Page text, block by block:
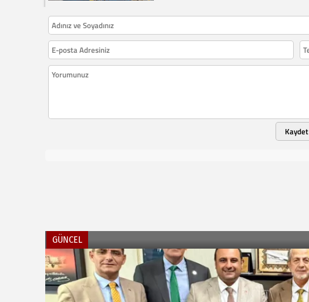
Kaydet
GÜNCEL